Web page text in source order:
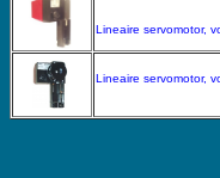
Lineaire servomotor,
Lineaire servomotor,